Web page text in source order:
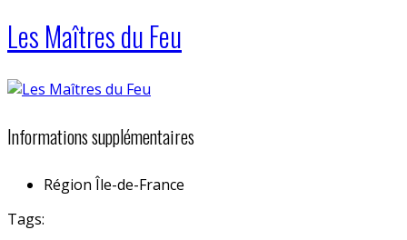
Les Maîtres du Feu
Informations supplémentaires
Région Île-de-France
Tags: